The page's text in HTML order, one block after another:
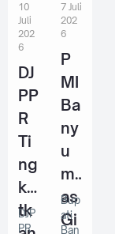
10
Juli
202
6
DJ
PP
R
Ti
ng
ka
tk
DJP
PR
7 Juli
202
6
P
MI
Ba
ny
u
m
as
Gi
Bup
ati
Ban